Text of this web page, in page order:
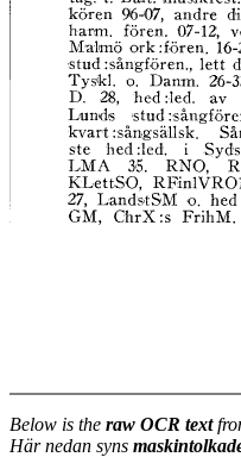
Below is the raw OCR text
Här nedan syns